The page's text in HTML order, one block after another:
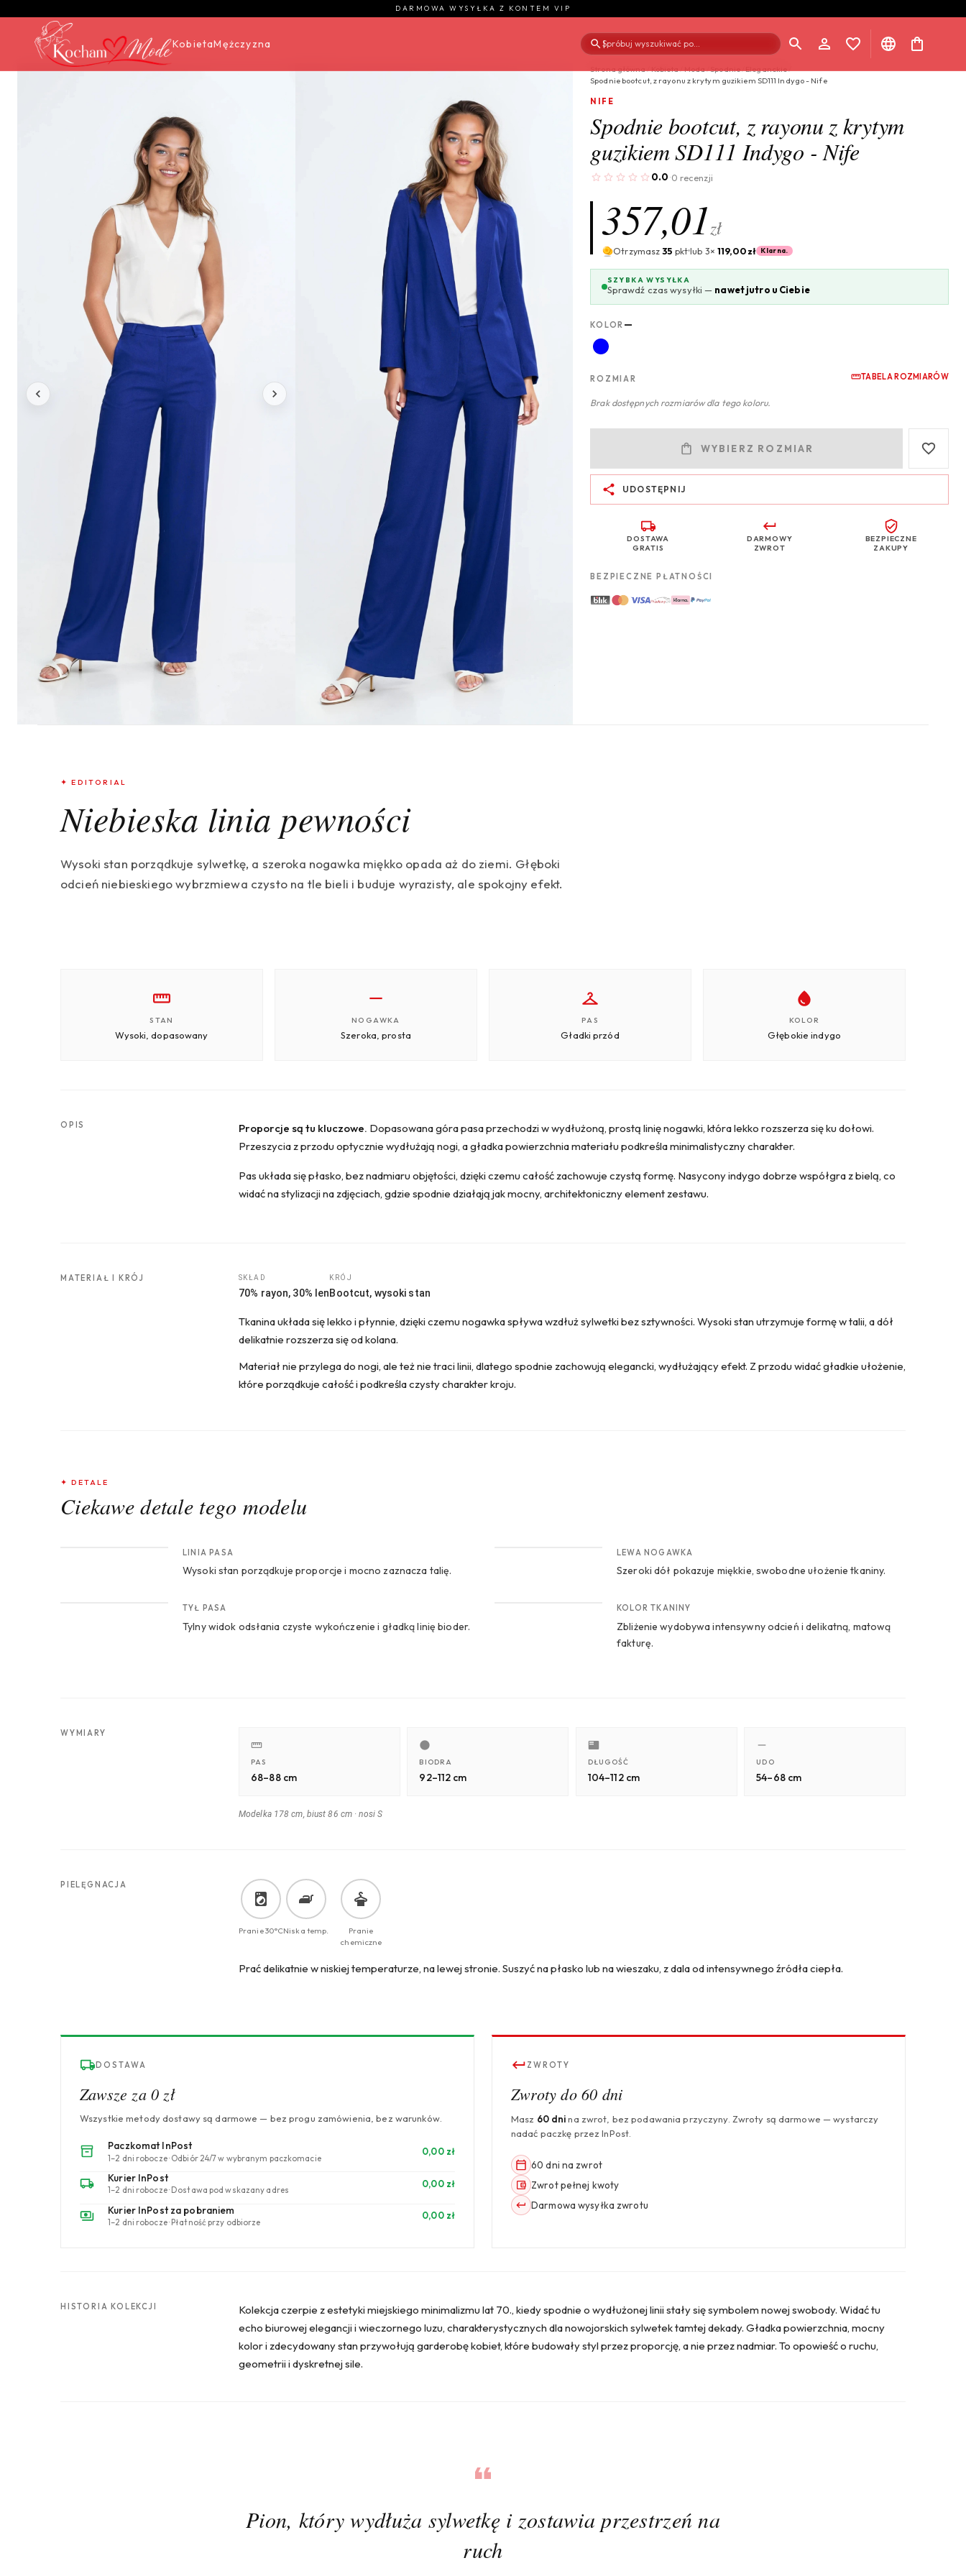
DARMOWA WYSYŁKA Z KONTEM VIP
KobietaMężczyzna Spróbuj wyszukiwać po...
|
Strona główna/Kobieta/Moda/Spodnie/Eleganckie/
Spodnie bootcut, z rayonu z krytym guzikiem SD111 Indygo - Nife
NIFE
Spodnie bootcut, z rayonu z krytym
guzikiem SD111 Indygo - Nife
0.0 ·0 recenzji
357,01zł
Otrzymasz35 pktlub 3× 119,00 zł Klarna.
SZYBKA WYSYŁKA
Sprawdź czas wysyłki — nawet jutro u Ciebie
KOLOR —
ROZMIAR TABELA ROZMIARÓW
Brak dostępnych rozmiarów dla tego koloru.
WYBIERZ ROZMIAR
UDOSTĘPNIJ
DOSTAWA
GRATIS
DARMOWY
ZWROT
BEZPIECZNE
ZAKUPY
BEZPIECZNE PŁATNOŚCI
✦ EDITORIAL
Niebieska linia pewności
Wysoki stan porządkuje sylwetkę, a szeroka nogawka miękko opada aż do ziemi. Głęboki
odcień niebieskiego wybrzmiewa czysto na tle bieli i buduje wyrazisty, ale spokojny efekt.
STAN
Wysoki, dopasowany
NOGAWKA
Szeroka, prosta
PAS
Gładki przód
KOLOR
Głębokie indygo
OPIS Proporcje są tu kluczowe. Dopasowana góra pasa przechodzi w wydłużoną, prostą linię nogawki, która lekko rozszerza się ku dołowi.
Przeszycia z przodu optycznie wydłużają nogi, a gładka powierzchnia materiału podkreśla minimalistyczny charakter.
Pas układa się płasko, bez nadmiaru objętości, dzięki czemu całość zachowuje czystą formę. Nasycony indygo dobrze współgra z bielą, co
widać na stylizacji na zdjęciach, gdzie spodnie działają jak mocny, architektoniczny element zestawu.
MATERIAŁ I KRÓJ SKŁAD
70% rayon, 30% len
KRÓJ
Bootcut, wysoki stan
Tkanina układa się lekko i płynnie, dzięki czemu nogawka spływa wzdłuż sylwetki bez sztywności. Wysoki stan utrzymuje formę w talii, a dół
delikatnie rozszerza się od kolana.
Materiał nie przylega do nogi, ale też nie traci linii, dlatego spodnie zachowują elegancki, wydłużający efekt. Z przodu widać gładkie ułożenie,
które porządkuje całość i podkreśla czysty charakter kroju.
✦ DETALE
Ciekawe detale tego modelu
LINIA PASA
Wysoki stan porządkuje proporcje i mocno zaznacza talię.
LEWA NOGAWKA
Szeroki dół pokazuje miękkie, swobodne ułożenie tkaniny.
TYŁ PASA
Tylny widok odsłania czyste wykończenie i gładką linię bioder.
KOLOR TKANINY
Zbliżenie wydobywa intensywny odcień i delikatną, matową
fakturę.
WYMIARY
PAS
68–88 cm
BIODRA
92–112 cm
DŁUGOŚĆ
104–112 cm
UDO
54–68 cm
Modelka 178 cm, biust 86 cm ·nosi S
PIELĘGNACJA
Pranie 30°CNiska temp.
Pranie
chemiczne
Prać delikatnie w niskiej temperaturze, na lewej stronie. Suszyć na płasko lub na wieszaku, z dala od intensywnego źródła ciepła.
DOSTAWA
Zawsze za 0 zł
Wszystkie metody dostawy są darmowe — bez progu zamówienia, bez warunków.
Paczkomat InPost
1–2 dni robocze · Odbiór 24/7 w wybranym paczkomacie
0,00 zł
Kurier InPost
1–2 dni robocze · Dostawa pod wskazany adres
0,00 zł
Kurier InPost za pobraniem
1–2 dni robocze · Płatność przy odbiorze
0,00 zł
ZWROTY
Zwroty do 60 dni
Masz 60 dnina zwrot, bez podawania przyczyny. Zwroty są darmowe — wystarczy
nadać paczkę przez InPost.
60 dni na zwrot
Zwrot pełnej kwoty
Darmowa wysyłka zwrotu
HISTORIA KOLEKCJI
Kolekcja czerpie z estetyki miejskiego minimalizmu lat 70., kiedy spodnie o wydłużonej linii stały się symbolem nowej swobody. Widać tu
echo biurowej elegancji i wieczornego luzu, charakterystycznych dla nowojorskich sylwetek tamtej dekady. Gładka powierzchnia, mocny
kolor i zdecydowany stan przywołują garderobę kobiet, które budowały styl przez proporcję, a nie przez nadmiar. To opowieść o ruchu,
geometrii i dyskretnej sile.
Pion, który wydłuża sylwetkę i zostawia przestrzeń na
ruch